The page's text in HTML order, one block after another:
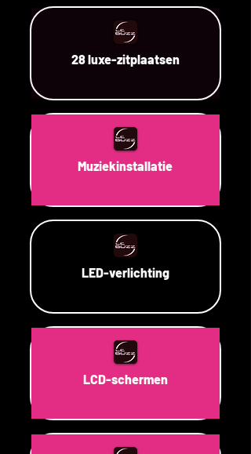
28 luxe-zitplaatsen
Muziekinstallatie
LED-verlichting
LCD-schermen